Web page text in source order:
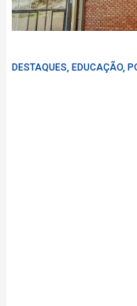
DESTAQUES, EDUCAÇÃO,